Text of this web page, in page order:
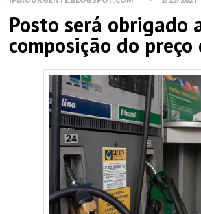
Posto será obrigado
composição do